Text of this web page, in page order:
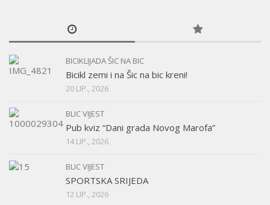
BICIKLIJADA ŠIC NA BIC
Bicikl zemi i na Šic na bic kreni!
20 LIP., 2026
BLIC VIJEST
Pub kviz “Dani grada Novog Marofa”
14 LIP., 2026
BLIC VIJEST
SPORTSKA SRIJEDA
12 LIP., 2026